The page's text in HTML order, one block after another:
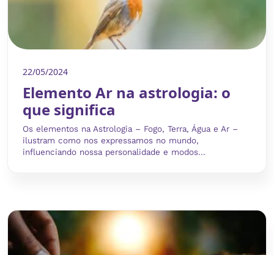
22/05/2024
Elemento Ar na astrologia: o
que significa
Os elementos na Astrologia – Fogo, Terra, Água e Ar –
ilustram como nos expressamos no mundo,
influenciando nossa personalidade e modos...